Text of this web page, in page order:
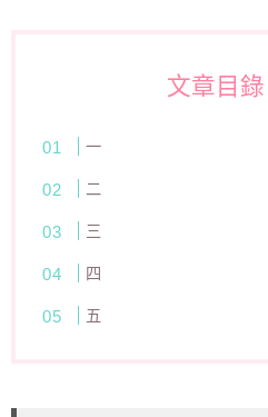
文章目錄
一
二
三
四
五